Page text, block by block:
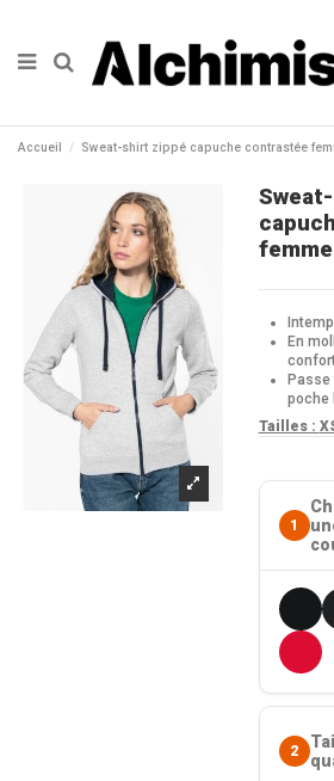
Accueil Sweat-shirt zippé capuche contrastée
En
Passe
poche
Tailles :
1
2